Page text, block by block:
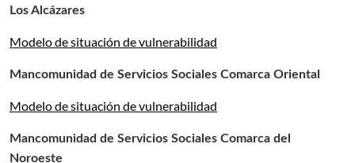
Los Alcázares
Modelo de situación de vulnerabilidad
Mancomunidad de Servicios Sociales Comarca Oriental
Modelo de situación de vulnerabilidad
Mancomunidad de Servicios Sociales Comarca del
Noroeste